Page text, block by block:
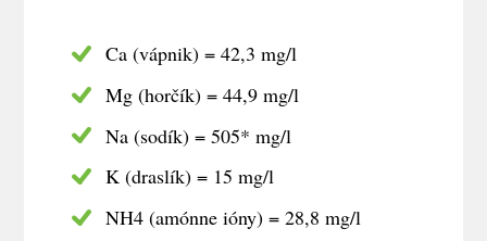
Ca (vápnik) = 42,3 mg/l
Mg (horčík) = 44,9 mg/l
Na (sodík) = 505* mg/l
K (draslík) = 15 mg/l
NH4 (amónne ióny) = 28,8 mg/l